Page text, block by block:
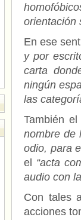
orientación
En ese
y por
carta
ningún
las
También
nombre de
odio, para
el “acta
audio con
Con tales
acciones